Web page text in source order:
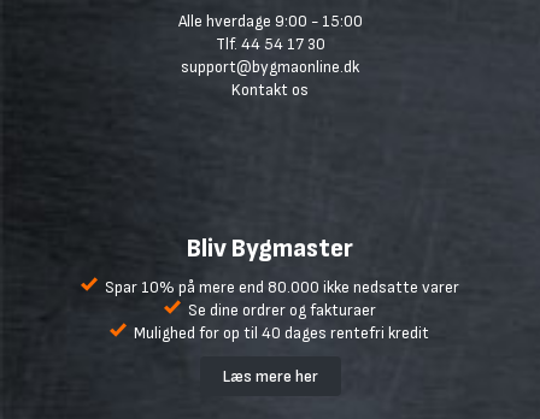
Alle hverdage 9:00 - 15:00
Tlf. 44 54 17 30
support@bygmaonline.dk
Kontakt os
Bliv Bygmaster
Spar 10% på mere end 80.000 ikke nedsatte varer
Se dine ordrer og fakturaer
Mulighed for op til 40 dages rentefri kredit
Læs mere her